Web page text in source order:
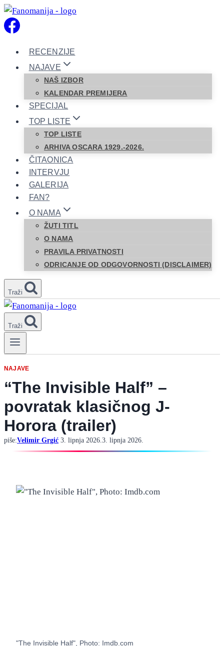
Skip
to
RECENZIJE
NAJAVE
NAŠ IZBOR
KALENDAR PREMIJERA
SPECIJAL
TOP LISTE
TOP LISTE
ARHIVA OSCARA 1929.-2026.
ČITAONICA
INTERVJU
GALERIJA
FAN?
O NAMA
ŽUTI TITL
O NAMA
PRAVILA PRIVATNOSTI
ODRICANJE OD ODGOVORNOSTI (DISCLAIMER)
Traži
Traži
NAJAVE
“The Invisible Half” –
povratak klasičnog J-
Horora (trailer)
piše:Velimir Grgić 3. lipnja 2026.3. lipnja 2026.
"The Invisible Half", Photo: Imdb.com